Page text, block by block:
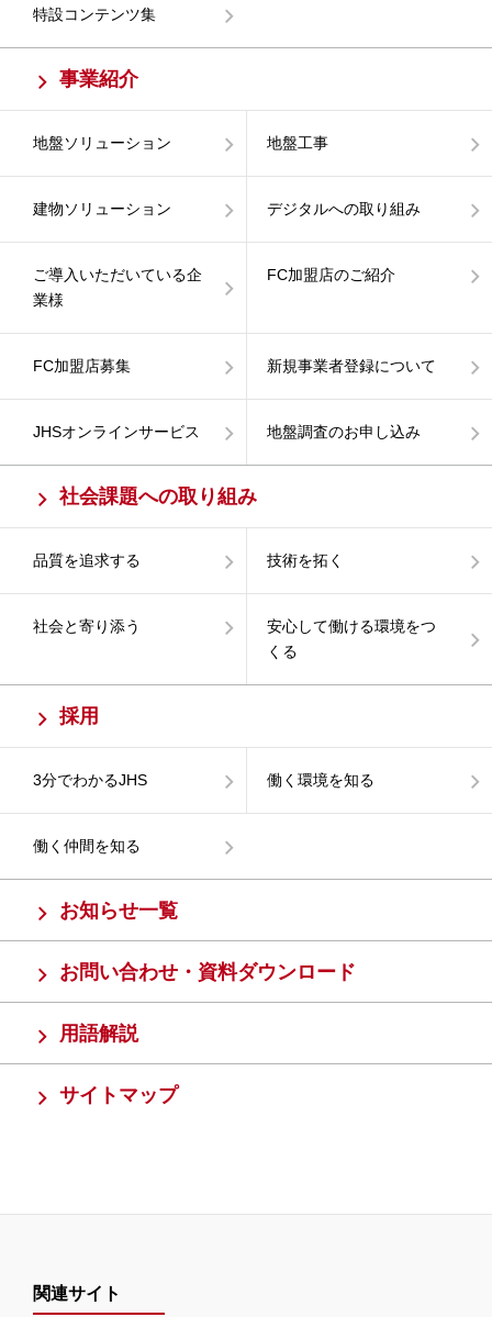
特設コンテンツ集
事業紹介
地盤ソリューション 地盤工事
建物ソリューション デジタルへの取り組み
ご導入いただいている企
業様
FC加盟店のご紹介
FC加盟店募集 新規事業者登録について
JHSオンラインサービス 地盤調査のお申し込み
社会課題への取り組み
品質を追求する 技術を拓く
社会と寄り添う
安心して働ける環境をつ
くる
採用
3分でわかるJHS 働く環境を知る
働く仲間を知る
お知らせ一覧
お問い合わせ・資料ダウンロード
用語解説
サイトマップ
関連サイト